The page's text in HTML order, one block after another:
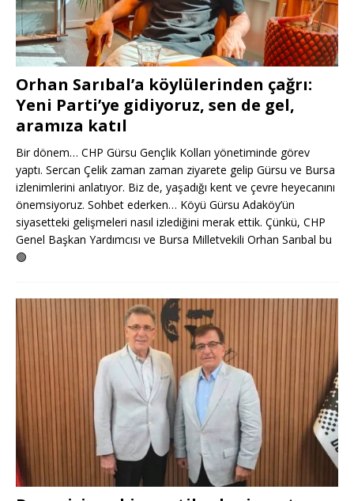
Orhan Sarıbal’a köylülerinden çağrı:
Yeni Parti’ye gidiyoruz, sen de gel,
aramıza katıl
Bir dönem… CHP Gürsu Gençlik Kolları yönetiminde görev
yaptı. Sercan Çelik zaman zaman ziyarete gelip Gürsu ve Bursa
izlenimlerini anlatıyor. Biz de, yaşadığı kent ve çevre heyecanını
önemsiyoruz. Sohbet ederken… Köyü Gürsu Adaköy’ün
siyasetteki gelişmeleri nasıl izlediğini merak ettik. Çünkü, CHP
Genel Başkan Yardımcısı ve Bursa Milletvekili Orhan Sarıbal bu
🟢